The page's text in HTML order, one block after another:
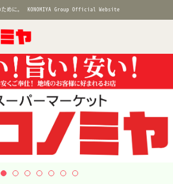
めに。 KONOMIYA Group Official Website